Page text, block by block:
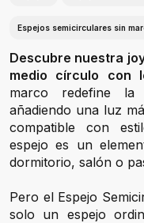
Espejos semicirculares sin
Descubre nuestra
medio círculo con
marco redefine la
añadiendo una luz
compatible con
espejo es un
dormitorio, salón o
Pero el Espejo
solo un espejo